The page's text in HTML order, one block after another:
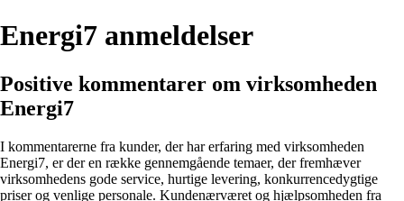
Energi7 anmeldelser
Positive kommentarer om virksomheden
Energi7
I kommentarerne fra kunder, der har erfaring med virksomheden
Energi7, er der en række gennemgående temaer, der fremhæver
virksomhedens gode service, hurtige levering, konkurrencedygtige
priser og venlige personale. Kundenærværet og hjælpsomheden fra